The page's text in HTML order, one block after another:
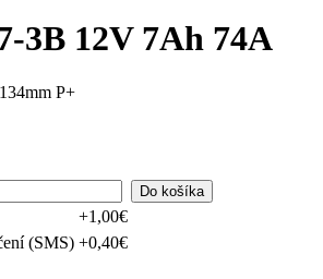
3B 12V 7Ah 74A
P+
+1,00€
(SMS) +0,40€